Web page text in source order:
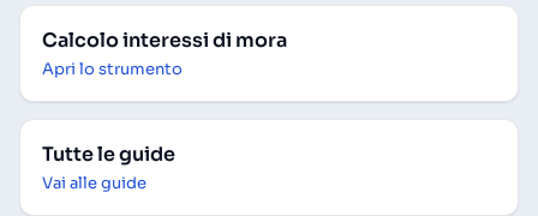
Calcolo interessi di mora
Apri lo strumento
Tutte le guide
Vai alle guide